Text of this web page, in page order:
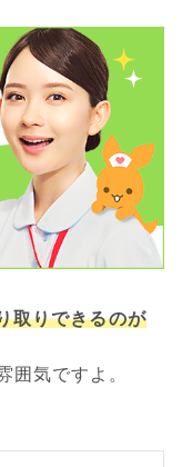
取りできるのが
囲気ですよ。